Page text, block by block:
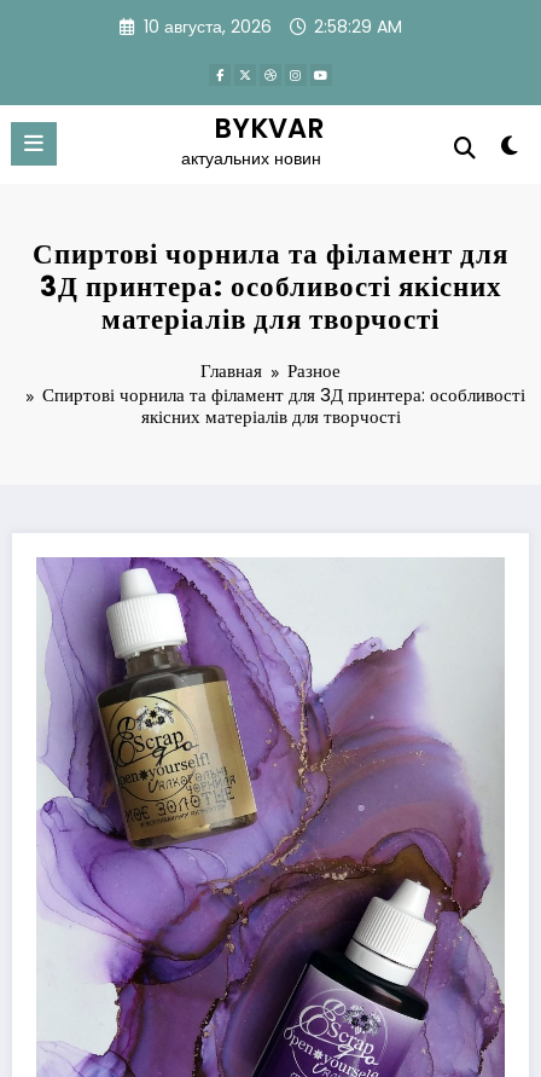
10 августа, 2026 2:58:30 AM
BYKVAR
актуальних новин
Спиртові чорнила та філамент для
3Д принтера: особливості якісних
матеріалів для творчості
Главная
Разное
Спиртові чорнила та філамент для 3Д принтера: особливості
якісних матеріалів для творчості